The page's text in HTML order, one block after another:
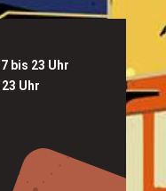
bis 23 Uhr
Uhr